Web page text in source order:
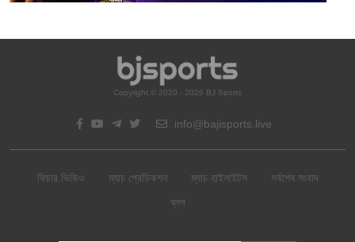
Copyright © 2020 - 2026 BJ Sports
info@bajisports.live
ফিচার ভিডিও ম্যাচ প্রেডিকশন ম্যাচ হাইলাইটস
সর্বশেষ সংবাদ
ব্লগ